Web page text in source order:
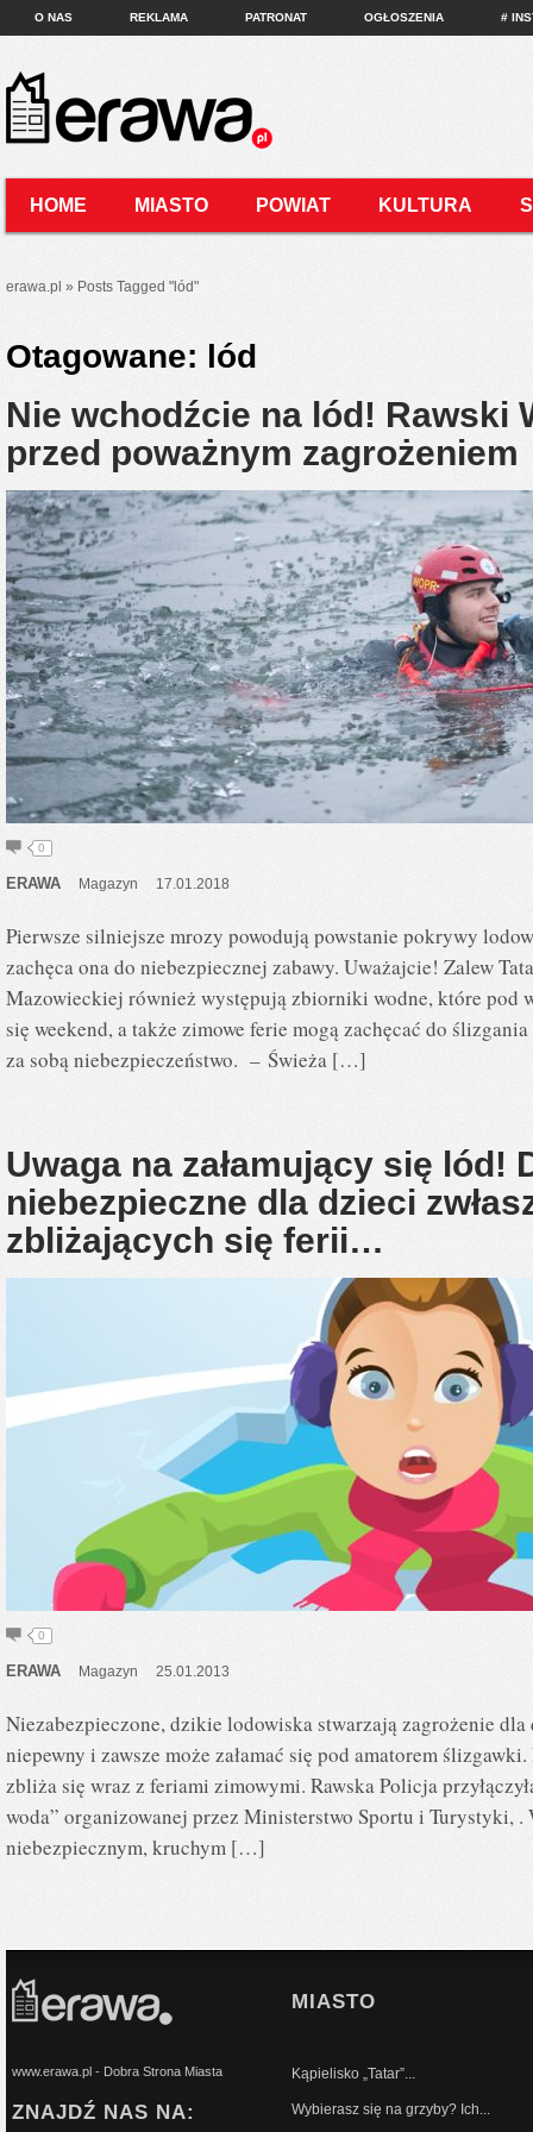
O NAS REKLAMA PATRONAT OGŁOSZENIA #
HOME MIASTO POWIAT KULTURA
erawa.pl » Posts Tagged " lód"
Otagowane: lód
Nie wchodźcie na lód! Rawski
przed poważnym zagrożeniem
0
ERAWA Magazyn 17.01.2018
Pierwsze silniejsze mrozy powodują powstanie pokrywy
zachęca ona do niebezpiecznej zabawy. Uważajcie! Zalew
Mazowieckiej również występują zbiorniki wodne, które pod
się weekend, a także zimowe ferie mogą zachęcać do
za sobą niebezpieczeństwo. – Świeża […]
Uwaga na załamujący się lód!
niebezpieczne dla dzieci
zbliżających się ferii…
0
ERAWA Magazyn 25.01.2013
Niezabezpieczone, dzikie lodowiska stwarzają zagrożenie
niepewny i zawsze może załamać się pod amatorem
zbliża się wraz z feriami zimowymi. Rawska Policja
woda” organizowanej przez Ministerstwo Sportu i Turystyki, .
niebezpiecznym, kruchym […]
www.erawa.pl - Dobra Strona Miasta
ZNAJDŹ NAS NA:
MIASTO
Kąpielisko „Tatar”...
Wybierasz się na grzyby? Ich...